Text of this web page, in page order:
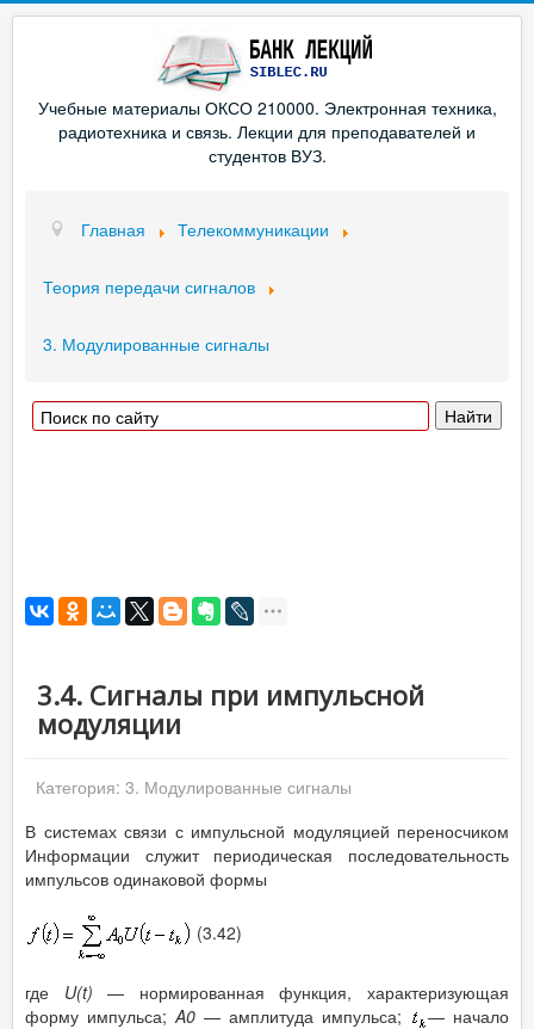
Учебные материалы ОКСО 210000. Электронная техника,
радиотехника и связь. Лекции для преподавателей и
студентов ВУЗ.
Главная Телекоммуникации
Теория передачи сигналов
3. Модулированные сигналы
3.4. Сигналы при импульсной
модуляции
Категория: 3. Модулированные сигналы
В системах связи с импульсной модуляцией переносчиком
Информации служит периодическая последовательность
импульсов одинаковой формы
(3.42)
где U(t)— нормированная функция, характеризующая
форму импульса;A0 — амплитуда импульса;
— начало